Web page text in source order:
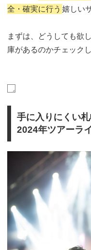
全・確実に行う 嬉しい
まずは、どうしても欲
庫があるのかチェック
手に入りにくい
2024年ツアーラ